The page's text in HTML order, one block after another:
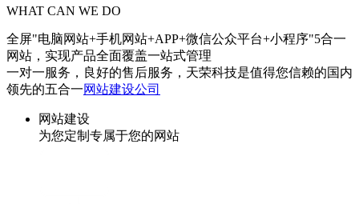
WHAT CAN WE DO
全屏"电脑网站+手机网站+APP+微信公众平台+小程序"5合一
网站，实现产品全面覆盖一站式管理
一对一服务，良好的售后服务，天荣科技是值得您信赖的国内
领先的五合一网站建设公司
网站建设
为您定制专属于您的网站